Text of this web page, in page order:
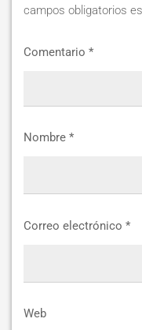
campos obligatorios
Comentario *
Nombre *
Correo electrónico *
Web